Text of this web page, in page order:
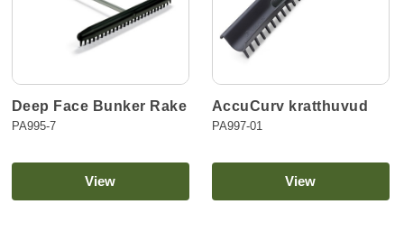
Deep Face Bunker Rake
PA995-7
View
AccuCurv kratthuvud
PA997-01
View